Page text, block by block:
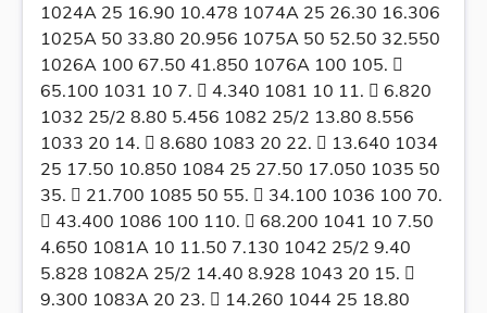
1024A 25 16.90 10.478 1074A 25 26.30 16.306
1025A 50 33.80 20.956 1075A 50 52.50 32.550
1026A 100 67.50 41.850 1076A 100 105. 
65.100 1031 10 7.  4.340 1081 10 11.  6.820
1032 25/2 8.80 5.456 1082 25/2 13.80 8.556
1033 20 14.  8.680 1083 20 22.  13.640 1034
25 17.50 10.850 1084 25 27.50 17.050 1035 50
35.  21.700 1085 50 55.  34.100 1036 100 70.
 43.400 1086 100 110.  68.200 1041 10 7.50
4.650 1081A 10 11.50 7.130 1042 25/2 9.40
5.828 1082A 25/2 14.40 8.928 1043 20 15. 
9.300 1083A 20 23.  14.260 1044 25 18.80